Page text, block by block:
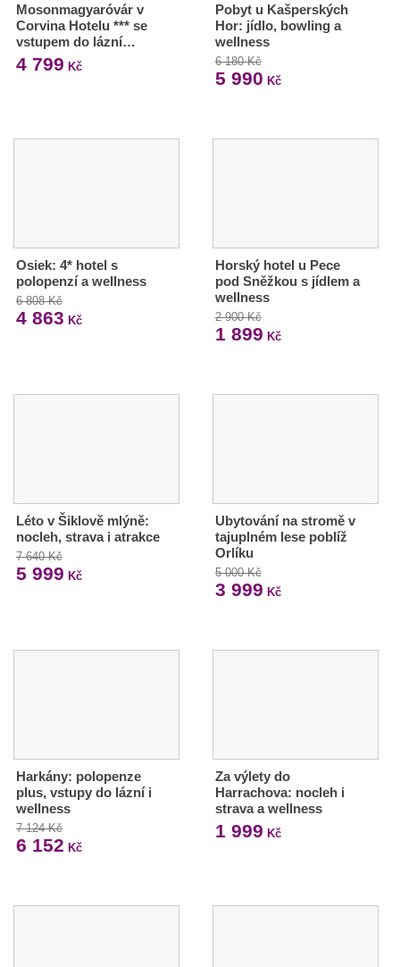
Mosonmagyaróvár v
Corvina Hotelu *** se
vstupem do lázní…
4 799 Kč
Pobyt u Kašperských
Hor: jídlo, bowling a
wellness
6 180 Kč
5 990 Kč
Osiek: 4* hotel s
polopenzí a wellness
6 808 Kč
4 863 Kč
Horský hotel u Pece
pod Sněžkou s jídlem a
wellness
2 900 Kč
1 899 Kč
Léto v Šiklově mlýně:
nocleh, strava i atrakce
7 640 Kč
5 999 Kč
Ubytování na stromě v
tajuplném lese poblíž
Orlíku
5 000 Kč
3 999 Kč
Harkány: polopenze
plus, vstupy do lázní i
wellness
7 124 Kč
6 152 Kč
Za výlety do
Harrachova: nocleh i
strava a wellness
1 999 Kč